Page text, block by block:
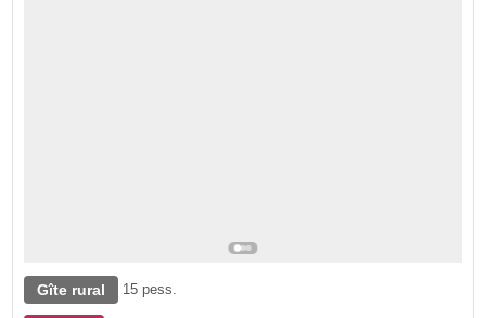
Gîte rural 15 pess.